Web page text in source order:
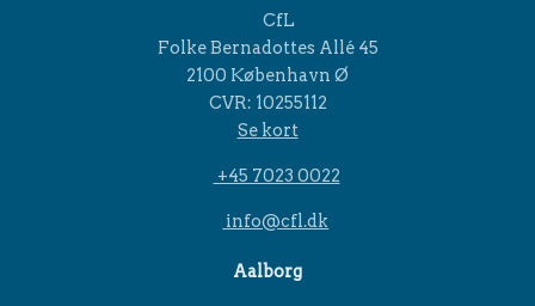
CfL
Folke Bernadottes Allé 45
2100 København Ø
CVR: 10255112
Se kort
+45 7023 0022
info@cfl.dk
Aalborg